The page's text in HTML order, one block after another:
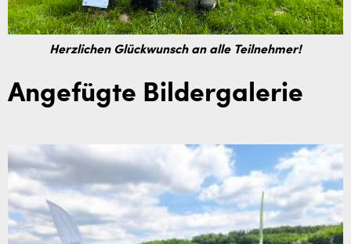
Herzlichen Glückwunsch an alle Teilnehmer!
Angefügte Bildergalerie